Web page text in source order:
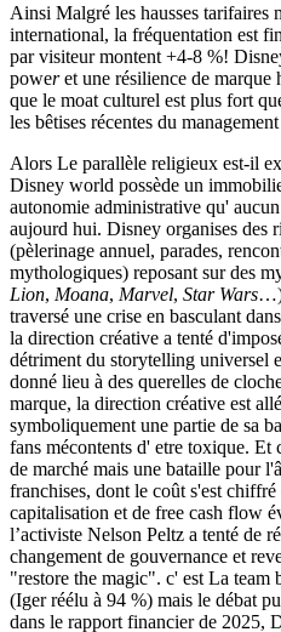
Ainsi Malgré les hausses tarifaires
international, la fréquentation est
par visiteur montent +4-8 %!
poweret une résilience de marque
que le moat culturel est plus fort
les bêtises récentes du
Alors Le parallèle religieux est-il
Disney world possède un
autonomie administrative qu'
aujourd hui. Disney organises des
(pèlerinage annuel, parades,
mythologiques) reposant sur des
Lion, Moana, Marvel, Star Wars
traversé une crise en basculant
la direction créative a tenté
détriment du storytelling universel
donné lieu à des querelles de
marque, la direction créative est
symboliquement une partie de sa
fans mécontents d' etre toxique. Et
de marché mais une bataille pour
franchises, dont le coût s'est
capitalisation et de free cash flow
l’activiste Nelson Peltz a tenté de
changement de gouvernance et
"restore the magic". c' est La team
(Iger réélu à 94 %) mais le débat
dans le rapport financier de 2025,